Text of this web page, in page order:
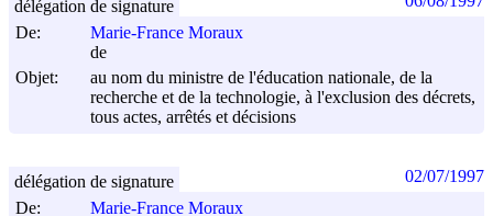
De:
Marie-France Moraux
de
Objet:
au nom du ministre de l'éducation nationale, de la
recherche et de la technologie, à l'exclusion des décrets,
tous actes, arrêtés et décisions
délégation de signature
De:
Marie-France Moraux
délégation de signature 02/07/1997